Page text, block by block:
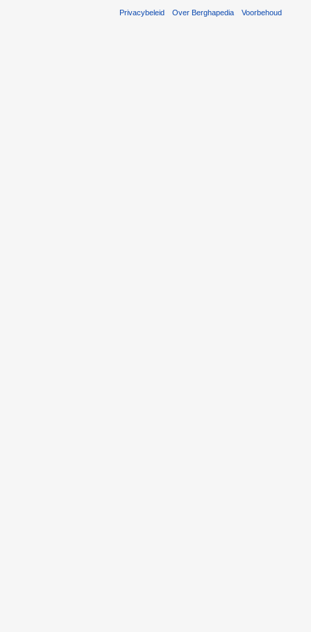
Privacybeleid Over Berghapedia Voorbehoud